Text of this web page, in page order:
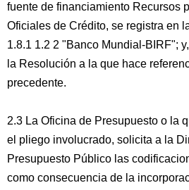
fuente de financiamiento Recursos
Oficiales de Crédito, se registra en
1.8.1 1.2 2 "Banco Mundial-BIRF";
la Resolución a la que hace
precedente.
2.3 La Oficina de Presupuesto o la
el pliego involucrado, solicita a la
Presupuesto Público las
como consecuencia de la